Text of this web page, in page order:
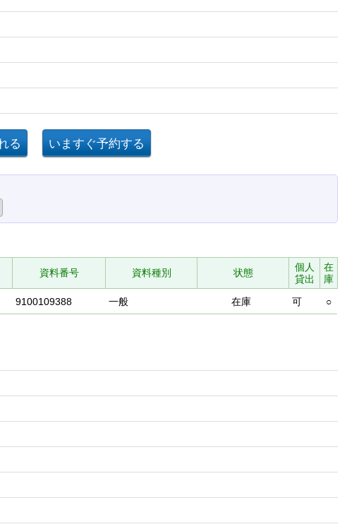
資料番号 資料種別 状態
個人
貸出
在
庫
9100109388 一般 在庫 可 ○